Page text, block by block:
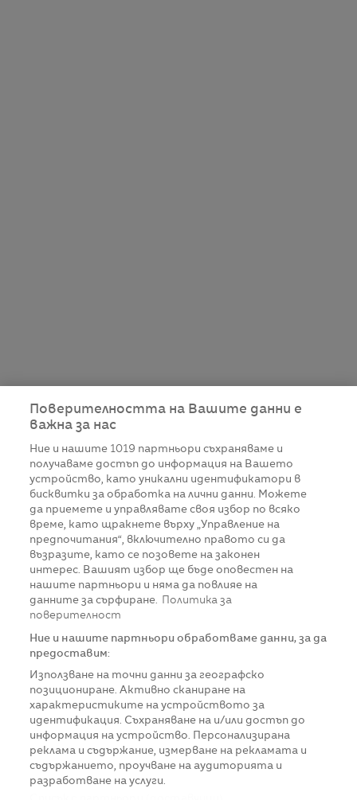
Поверителността на Вашите данни е
важна за нас
Ние и нашите 1019 партньори съхраняваме и
получаваме достъп до информация на Вашето
устройство, като уникални идентификатори в
бисквитки за обработка на лични данни. Можете
да приемете и управлявате своя избор по всяко
време, като щракнете върху „Управление на
предпочитания“, включително правото си да
възразите, като се позовете на законен
интерес. Вашият избор ще бъде оповестен на
нашите партньори и няма да повлияе на
данните за сърфиране.
Политика за
поверителност
Ние и нашите партньори обработваме данни, за да
предоставим:
Използване на точни данни за географско
позициониране. Активно сканиране на
характеристиките на устройството за
идентификация. Съхраняване на и/или достъп до
информация на устройство. Персонализирана
реклама и съдържание, измерване на рекламата и
съдържанието, проучване на аудиторията и
разработване на услуги.